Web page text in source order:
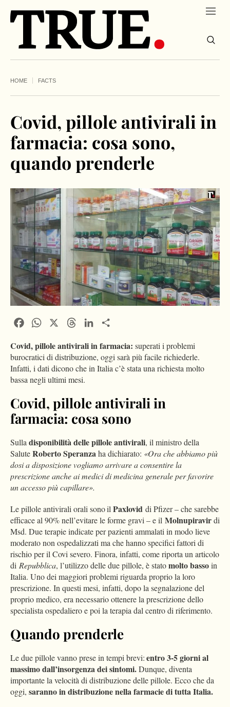
HOME FACTS
Covid, pillole antivirali in
farmacia: cosa sono,
quando prenderle
FacebookWhatsApp ThreadsLinkedIn
Covid, pillole antivirali in farmacia: superati i problemi
burocratici di distribuzione, oggi sarà più facile richiederle.
Infatti, i dati dicono che in Italia c’è stata una richiesta molto
bassa negli ultimi mesi.
Covid, pillole antivirali in
farmacia: cosa sono
Sulladisponibilità delle pillole antivirali, il ministro della
SaluteRoberto Speranzaha dichiarato: «Ora che abbiamo più
dosi a disposizione vogliamo arrivare a consentire la
prescrizione anche ai medici di medicina generale per favorire
un accesso più capillare».
Le pillole antivirali orali sono ilPaxlovid di Pfizer – che sarebbe
efficace al 90% nell’evitare le forme gravi – e il Molnupiravirdi
Msd. Due terapie indicate per pazienti ammalati in modo lieve
moderato non ospedalizzati ma che hanno specifici fattori di
rischio per il Covi severo. Finora, infatti, come riporta un articolo
di Repubblica, l’utilizzo delle due pillole, è statomolto bassoin
Italia. Uno dei maggiori problemi riguarda proprio la loro
prescrizione. In questi mesi, infatti, dopo la segnalazione del
proprio medico, era necessario ottenere la prescrizione dello
specialista ospedaliero e poi la terapia dal centro di riferimento.
Quando prenderle
Le due pillole vanno prese in tempi brevi:entro 3-5 giorni al
massimo dall’insorgenza dei sintomi.Dunque, diventa
importante la velocità di distribuzione delle pillole. Ecco che da
oggi, saranno in distribuzione nella farmacie di tutta Italia.